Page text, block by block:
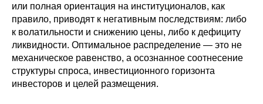
или полная ориентация на институционалов, как
правило, приводят к негативным последствиям: либо
к волатильности и снижению цены, либо к дефициту
ликвидности. Оптимальное распределение — это не
механическое равенство, а осознанное соотнесение
структуры спроса, инвестиционного горизонта
инвесторов и целей размещения.